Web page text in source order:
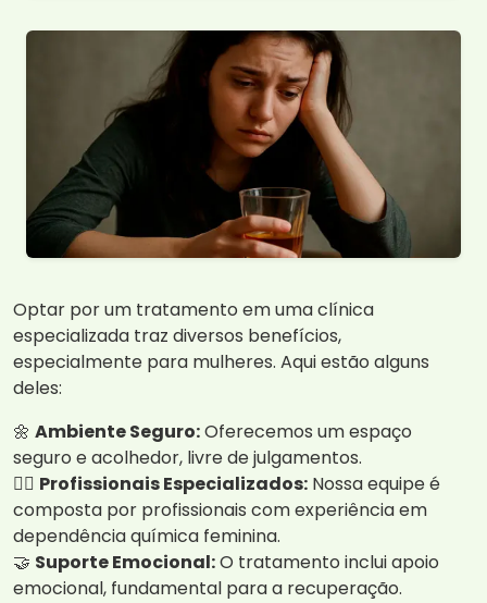
Optar por um tratamento em uma clínica
especializada traz diversos benefícios,
especialmente para mulheres. Aqui estão alguns
deles:
🌼 Ambiente Seguro:Oferecemos um espaço
seguro e acolhedor, livre de julgamentos.
👩‍⚕️ Profissionais Especializados: Nossa equipe é
composta por profissionais com experiência em
dependência química feminina.
🤝 Suporte Emocional:O tratamento inclui apoio
emocional, fundamental para a recuperação.